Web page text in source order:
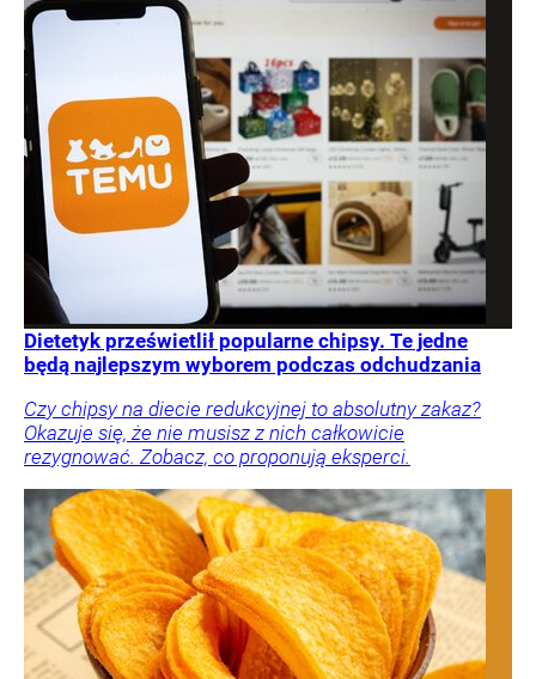
Dietetyk prześwietlił popularne chipsy. Te jedne
będą najlepszym wyborem podczas odchudzania
Czy chipsy na diecie redukcyjnej to absolutny zakaz?
Okazuje się, że nie musisz z nich całkowicie
rezygnować. Zobacz, co proponują eksperci.